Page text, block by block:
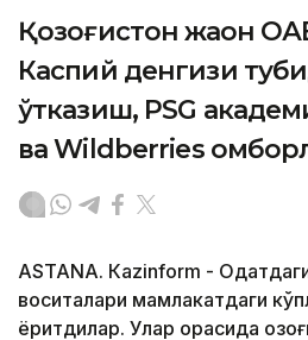
Қозоғистон жаҳон
Каспий денгизи
ўтказиш, PSG
ва Wildberries
ASTANА. Кazinform -
воситалари мамлакатдаги
ёритдилар. Улар орасида